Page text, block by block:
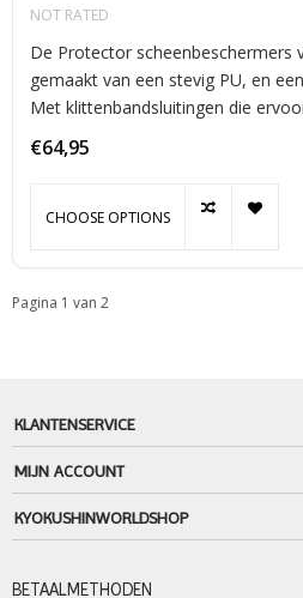
NOT RATED
De Protector scheenbeschermers
gemaakt van een stevig PU, en
Met klittenbandsluitingen die
scheenbeschermers goed blijven
elastiek bij de voet.
€64,95
CHOOSE OPTIONS
Pagina 1 van 2
KLANTENSERVICE
MIJN ACCOUNT
KYOKUSHINWORLDSHOP
BETAALMETHODEN